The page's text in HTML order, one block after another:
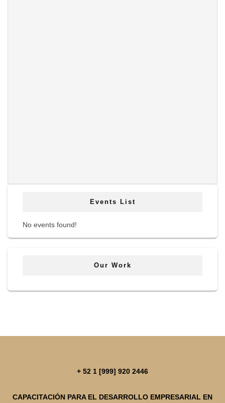
Events List
No events found!
Our Work
+ 52 1 [999] 920 2446
CAPACITACIÓN PARA EL DESARROLLO EMPRESARIAL EN